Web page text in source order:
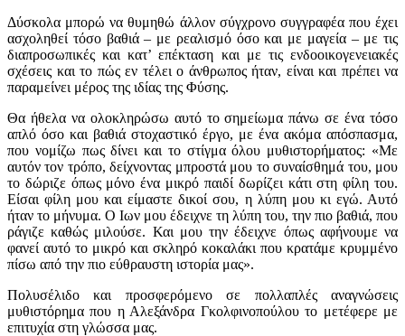
Δύσκολα μπορώ να θυμηθώ άλλον σύγχρονο συγγραφέα που έχει
ασχοληθεί τόσο βαθιά – με ρεαλισμό όσο και με μαγεία – με τις
διαπροσωπικές και κατ’ επέκταση και με τις ενδοοικογενειακές
σχέσεις και το πώς εν τέλει ο άνθρωπος ήταν, είναι και πρέπει να
παραμείνει μέρος της ιδίας της Φύσης.
Θα ήθελα να ολοκληρώσω αυτό το σημείωμα πάνω σε ένα τόσο
απλό όσο και βαθιά στοχαστικό έργο, με ένα ακόμα απόσπασμα,
που νομίζω πως δίνει και το στίγμα όλου μυθιστορήματος: «Με
αυτόν τον τρόπο, δείχνοντας μπροστά μου το συναίσθημά του, μου
το δώριζε όπως μόνο ένα μικρό παιδί δωρίζει κάτι στη φίλη του.
Είσαι φίλη μου και είμαστε δικοί σου, η λύπη μου κι εγώ. Αυτό
ήταν το μήνυμα. Ο Ιων μου έδειχνε τη λύπη του, την πιο βαθιά, που
ράγιζε καθώς μιλούσε. Και μου την έδειχνε όπως αφήνουμε να
φανεί αυτό το μικρό και σκληρό κοκαλάκι που κρατάμε κρυμμένο
πίσω από την πιο εύθραυστη ιστορία μας».
Πολυσέλιδο και προσφερόμενο σε πολλαπλές αναγνώσεις
μυθιστόρημα που η Αλεξάνδρα Γκολφινοπούλου το μετέφερε με
επιτυχία στη γλώσσα μας.